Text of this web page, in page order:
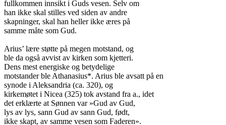
fullkommen innsikt i Guds vesen. Selv om
han ikke skal stilles ved siden av andre
skapninger, skal han heller ikke æres på
samme måte som Gud.
Arius’ lære støtte på megen motstand, og
ble da også avvist av kirken som kjetteri.
Dens mest energiske og betydelige
motstander ble Athanasius*. Arius ble avsatt på en
synode i Aleksandria (ca. 320), og
kirkemøtet i Nicea (325) tok avstand fra a., idet
det erklærte at Sønnen var »Gud av Gud,
lys av lys, sann Gud av sann Gud, født,
ikke skapt, av samme vesen som Faderen».